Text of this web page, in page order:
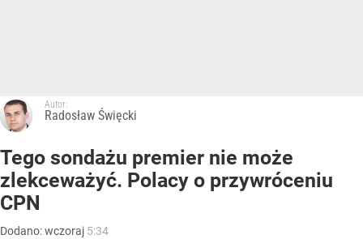
Autor:
Radosław Święcki
Tego sondażu premier nie może
zlekceważyć. Polacy o przywróceniu
CPN
Dodano:wczoraj 5:34